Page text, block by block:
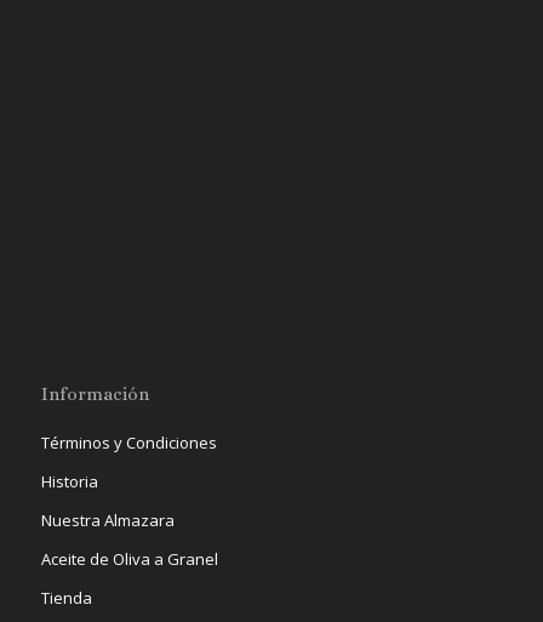
Información
Términos y Condiciones
Historia
Nuestra Almazara
Aceite de Oliva a Granel
Tienda